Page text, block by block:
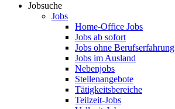
Jobsuche
Jobs
Home-Office Jobs
Jobs ab sofort
Jobs ohne Berufserfahrung
Jobs im Ausland
Nebenjobs
Stellenangebote
Tätigkeitsbereiche
Teilzeit-Jobs